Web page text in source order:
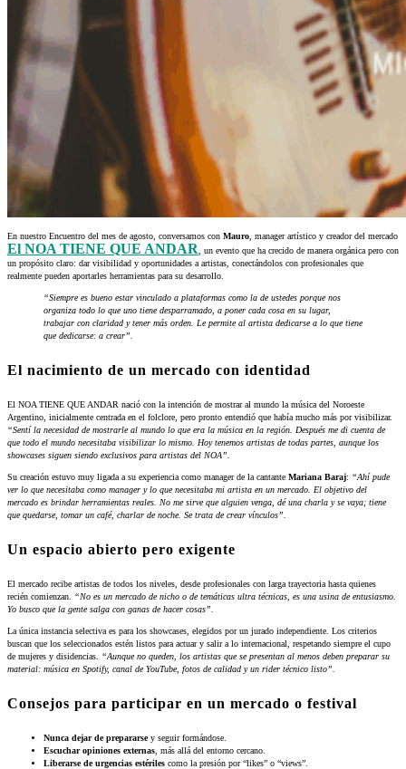
En nuestro Encuentro del mes de agosto, conversamos con Mauro , manager artístico y creador del mercado
El NOA TIENE QUE ANDAR , un evento que ha crecido de manera orgánica pero con
un propósito claro: dar visibilidad y oportunidades a artistas, conectándolos con profesionales que
realmente pueden aportarles herramientas para su desarrollo.
“Siempre es bueno estar vinculado a plataformas como la de ustedes porque nos
organiza todo lo que uno tiene desparramado, a poner cada cosa en su lugar,
trabajar con claridad y tener más orden. Le permite al artista dedicarse a lo que tiene
que dedicarse: a crear”.
El nacimiento de un mercado con identidad
El NOA TIENE QUE ANDAR nació con la intención de mostrar al mundo la música del Noroeste
Argentino, inicialmente centrada en el folclore, pero pronto entendió que había mucho más por visibilizar.
“Sentí la necesidad de mostrarle al mundo lo que era la música en la región. Después me di cuenta de
que todo el mundo necesitaba visibilizar lo mismo. Hoy tenemos artistas de todas partes, aunque los
showcases siguen siendo exclusivos para artistas del NOA”.
Su creación estuvo muy ligada a su experiencia como manager de la cantante Mariana Baraj: “Ahí pude
ver lo que necesitaba como manager y lo que necesitaba mi artista en un mercado. El objetivo del
mercado es brindar herramientas reales. No me sirve que alguien venga, dé una charla y se vaya; tiene
que quedarse, tomar un café, charlar de noche. Se trata de crear vínculos”.
Un espacio abierto pero exigente
El mercado recibe artistas de todos los niveles, desde profesionales con larga trayectoria hasta quienes
recién comienzan. “No es un mercado de nicho o de temáticas ultra técnicas, es una usina de entusiasmo.
Yo busco que la gente salga con ganas de hacer cosas”.
La única instancia selectiva es para los showcases, elegidos por un jurado independiente. Los criterios
buscan que los seleccionados estén listos para actuar y salir a lo internacional, respetando siempre el cupo
de mujeres y disidencias. “Aunque no queden, los artistas que se presentan al menos deben preparar su
material: música en Spotify, canal de YouTube, fotos de calidad y un rider técnico listo”.
Consejos para participar en un mercado o festival
Nunca dejar de prepararsey seguir formándose.
Escuchar opiniones externas , más allá del entorno cercano.
Liberarse de urgencias estériles como la presión por “likes” o “views”.